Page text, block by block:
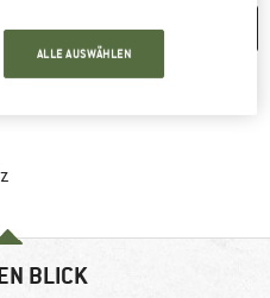
VERGLEICHEN
Zahlungs-Infos hier! Öffnet
BLICK
ALLE AUSWÄHLEN